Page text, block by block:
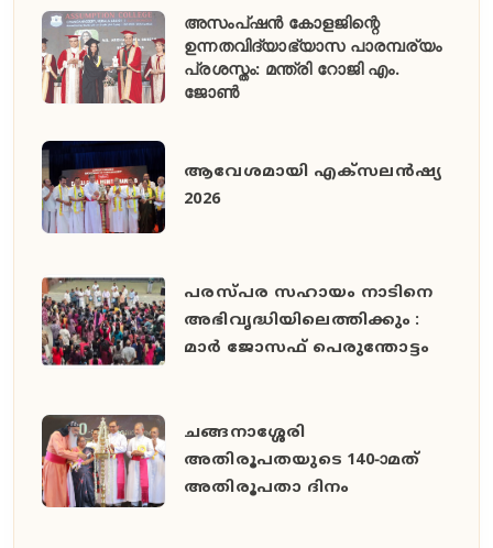
അസംപ്ഷൻ കോളജിന്റെ
ഉന്നതവിദ്യാഭ്യാസ പാരമ്പര്യം
പ്രശസ്തം: മന്ത്രി റോജി എം.
ജോൺ
ആവേശമായി എക്സലൻഷ്യ
2026
പരസ്പര സഹായം നാടിനെ
അഭിവൃദ്ധിയിലെത്തിക്കും :
മാർ ജോസഫ് പെരുന്തോട്ടം
ചങ്ങനാശ്ശേരി
അതിരൂപതയുടെ 140-ാമത്
അതിരൂപതാ ദിനം